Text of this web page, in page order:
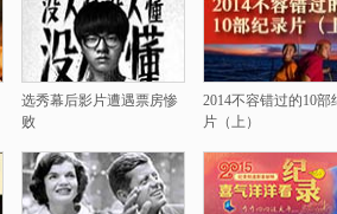
选秀幕后影片遭遇票房惨
败
2014不容错过的10部
片（上）